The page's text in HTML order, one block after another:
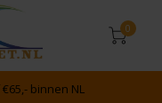
0
binnen NL